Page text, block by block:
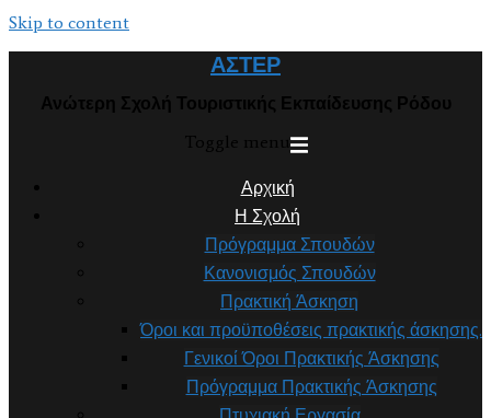
Skip to content
ΑΣΤΕΡ
Ανώτερη Σχολή Τουριστικής Εκπαίδευσης Ρόδου
Toggle menu
Αρχική
Η Σχολή
Πρόγραμμα Σπουδών
Κανονισμός Σπουδών
Πρακτική Άσκηση
Όροι και προϋποθέσεις πρακτικής άσκησης.
Γενικοί Όροι Πρακτικής Άσκησης
Πρόγραμμα Πρακτικής Άσκησης